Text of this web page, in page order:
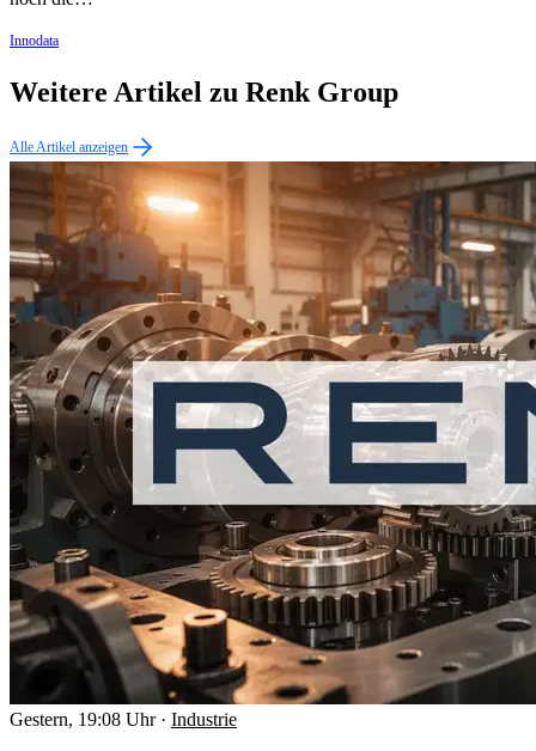
Innodata
Weitere Artikel zu Renk Group
Alle Artikel anzeigen
Gestern, 19:08 Uhr · Industrie